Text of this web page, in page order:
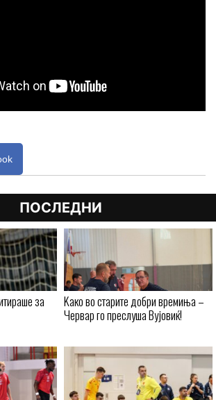
ПОСЛЕДНИ
за
Kaко во старите добри времиња –
Червар го преслуша Вујовиќ!